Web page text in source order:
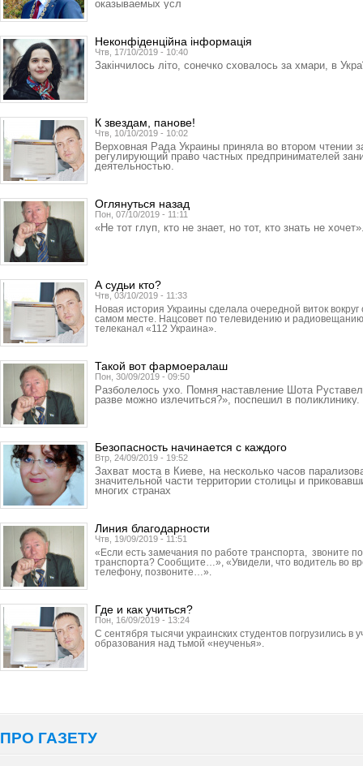
оказываемых усл
Неконфіденційна інформація
Чтв, 17/10/2019 - 10:40
Закінчилось літо, сонечко сховалось за хмари, в
К звездам, панове!
Чтв, 10/10/2019 - 10:02
Верховная Рада Украины приняла во втором чтении
регулирующий право частных предпринимателей
деятельностью.
Оглянуться назад
Пон, 07/10/2019 - 11:11
«Не тот глуп, кто не знает, но тот, кто знать не
А судьи кто?
Чтв, 03/10/2019 - 11:33
Новая история Украины сделала очередной виток
самом месте. Нацсовет по телевидению и
телеканал «112 Украина».
Такой вот фармоералаш
Пон, 30/09/2019 - 09:50
Разболелось ухо. Помня наставление Шота
разве можно излечиться?», поспешил в поликлинику.
Безопасность начинается с каждого
Втр, 24/09/2019 - 19:52
Захват моста в Киеве, на несколько часов
значительной части территории столицы и
многих странах
Линия благодарности
Чтв, 19/09/2019 - 11:51
«Если есть замечания по работе транспорта, звоните
транспорта? Сообщите…», «Увидели, что водитель во
телефону, позвоните…».
Где и как учиться?
Пон, 16/09/2019 - 13:24
С сентября тысячи украинских студентов погрузились в
образования над тьмой «неученья».
ПРО ГАЗЕТУ